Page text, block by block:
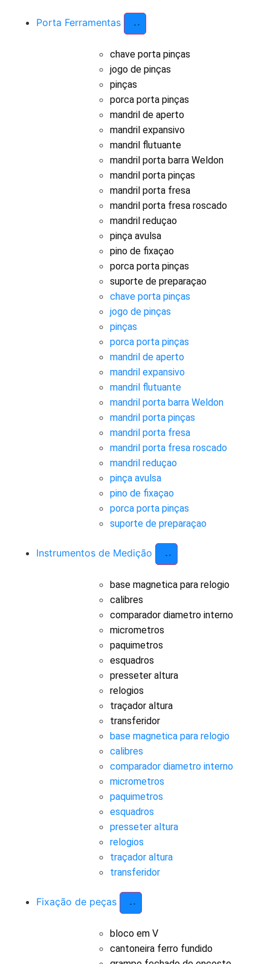
Porta Ferramentas
chave porta pinças
jogo de pinças
pinças
porca porta pinças
mandril de aperto
mandril expansivo
mandril flutuante
mandril porta barra Weldon
mandril porta pinças
mandril porta fresa
mandril porta fresa roscado
mandril reduçao
pinça avulsa
pino de fixaçao
porca porta pinças
suporte de preparaçao
chave porta pinças
jogo de pinças
pinças
porca porta pinças
mandril de aperto
mandril expansivo
mandril flutuante
mandril porta barra Weldon
mandril porta pinças
mandril porta fresa
mandril porta fresa roscado
mandril reduçao
pinça avulsa
pino de fixaçao
porca porta pinças
suporte de preparaçao
Instrumentos de Medição
base magnetica para relogio
calibres
comparador diametro interno
micrometros
paquimetros
esquadros
presseter altura
relogios
traçador altura
transferidor
base magnetica para relogio
calibres
comparador diametro interno
micrometros
paquimetros
esquadros
presseter altura
relogios
traçador altura
transferidor
Fixação de peças
bloco em V
cantoneira ferro fundido